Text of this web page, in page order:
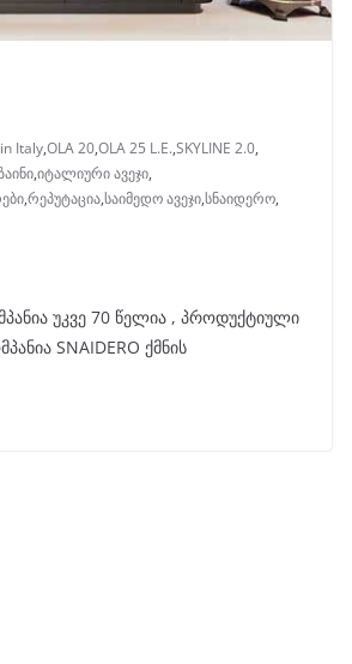
Italy,OLA 20,OLA 25 L.E.,SKYLINE 2.0,
,იტალიური ავეჯი,
,რეპუტაცია,საიმედო ავეჯი,სნაიდერო,
უკვე 70 წელია , პროდუქტიული
SNAIDERO ქმნის